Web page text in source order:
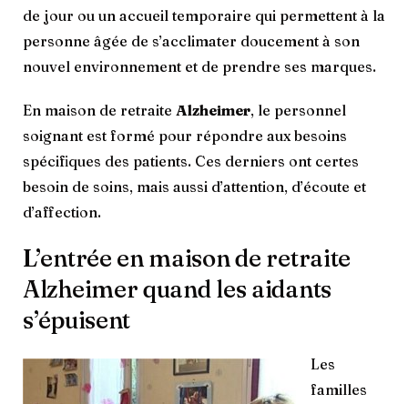
de jour ou un accueil temporaire qui permettent à la
personne âgée de s’acclimater doucement à son
nouvel environnement et de prendre ses marques.
En maison de retraite Alzheimer, le personnel
soignant est formé pour répondre aux besoins
spécifiques des patients. Ces derniers ont certes
besoin de soins, mais aussi d’attention, d’écoute et
d’affection.
L’entrée en maison de retraite
Alzheimer quand les aidants
s’épuisent
Les
familles